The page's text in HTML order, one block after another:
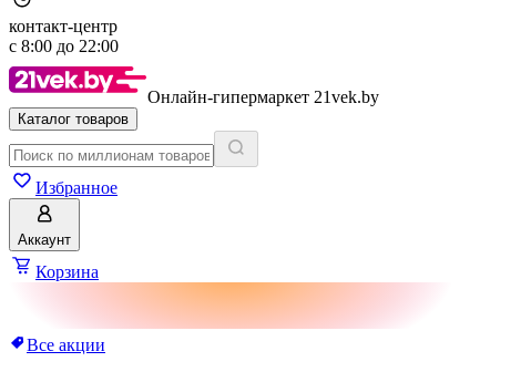
контакт-центр
с 8:00 до 22:00
Онлайн-гипермаркет 21vek.by
Каталог товаров
Избранное
Аккаунт
Корзина
Все акции